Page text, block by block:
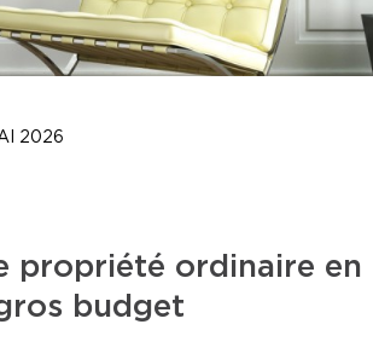
2026
propriété ordinaire en
budget